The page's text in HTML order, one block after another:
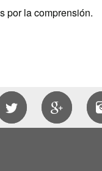
por la comprensión.